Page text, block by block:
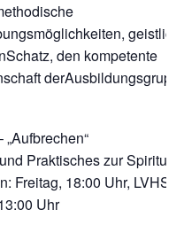
den kompetente
Praktisches zur
Freitag, 18:00 Uhr, LVHS
Uhr